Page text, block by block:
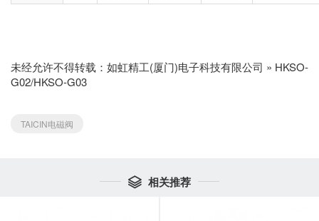
未经允许不得转载： 如虹精工(厦门)电子科技有限公司 » HKSO-
G02/HKSO-G03
TAICIN电磁阀
 相关推荐